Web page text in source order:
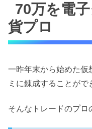
70万を電
貨プロ
一昨年末から始めた仮
ミに錬成することがで
そんなトレードのプロ